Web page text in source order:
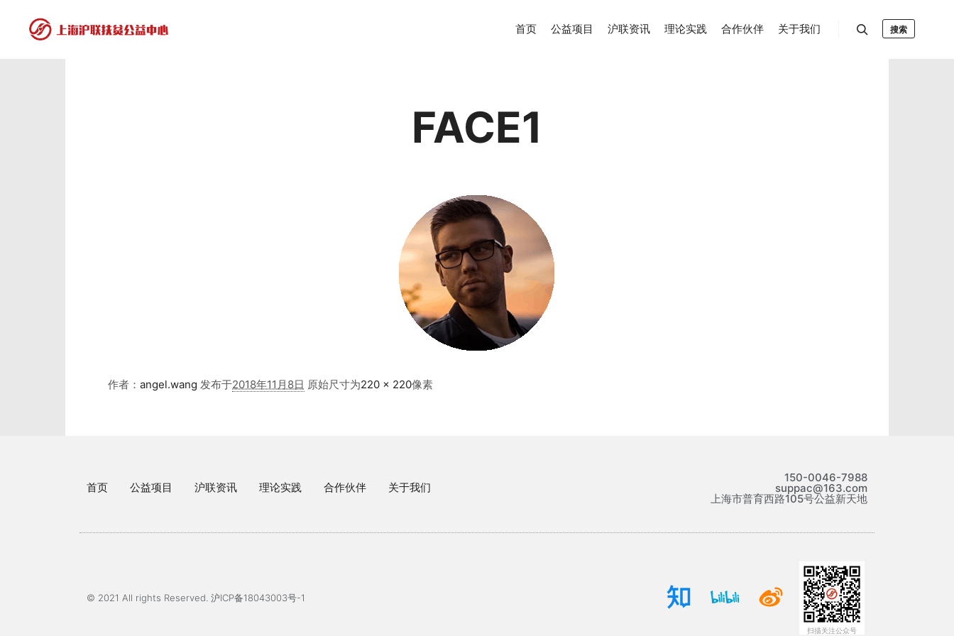
首页 公益项目 沪联资讯 理论实践 合作伙伴 关于我们 搜索
FACE1
作者： angel.wang 发布于2018年11月8日 原始尺寸为220 × 220像素
首页 公益项目 沪联资讯 理论实践 合作伙伴 关于我们
150-0046-7988
suppac@163.com
上海市普育西路105号公益新天地
© 2021 All rights Reserved. 沪ICP备18043003号-1
扫描关注公众号